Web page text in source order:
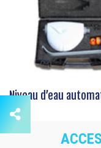
Niveau d’eau